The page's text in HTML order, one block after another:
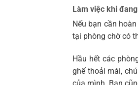
Làm việc khi
Nếu bạn cần
tại phòng chờ có
Hầu hết các
ghế thoải mái,